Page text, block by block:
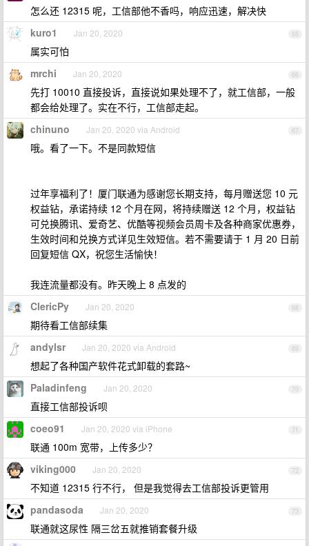
怎么还 12315 呢，工信部他不香吗，响应迅速，解决快
65
kuro1 Jan 20, 2020
属实可怕
66
mrchi Jan 20, 2020
先打 10010 直接投诉，直接说如果处理不了，就工信部，一般
都会给处理了。实在不行，工信部走起。
67
chinuno Jan 20, 2020 via Android
哦。看了一下。不是同款短信
过年享福利了！厦门联通为感谢您长期支持，每月赠送您 10 元
权益钻，承诺持续 12 个月在网，将持续赠送 12 个月，权益钻
可兑换腾讯、爱奇艺、优酷等视频会员周卡及各种商家优惠券，
生效时间和兑换方式详见生效短信。若不需要请于 1 月 20 日前
回复短信 QX，祝您生活愉快！
我连流量都没有。昨天晚上 8 点发的
68
ClericPy Jan 20, 2020
期待看工信部续集
69
andylsr Jan 20, 2020 via Android
想起了各种国产软件花式卸载的套路~
70
Paladinfeng Jan 20, 2020
直接工信部投诉呗
71
coeo91 Jan 20, 2020 via iPhone
联通 100m 宽带，上传多少？
72
viking000 Jan 20, 2020
不知道 12315 行不行， 但是我觉得去工信部投诉更管用
73
pandasoda Jan 20, 2020
联通就这尿性 隔三岔五就推销套餐升级